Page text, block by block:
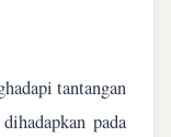
tantangan
pada